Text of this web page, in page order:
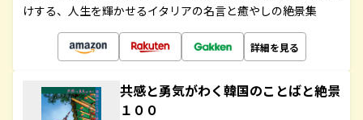
けする、人生を輝かせるイタリアの名言と癒やしの絶景集
詳細を見る
共感と勇気がわく韓国のことばと絶景
１００